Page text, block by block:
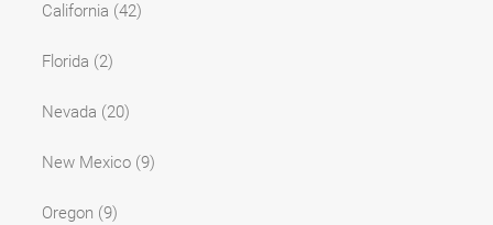
California (42)
Florida (2)
Nevada (20)
New Mexico (9)
Oregon (9)